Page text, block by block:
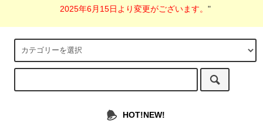
2025年6月15日より変更がございます。"
HOT!NEW!